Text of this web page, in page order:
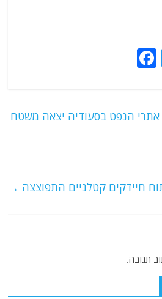
T
er
e
k
הנפט בסעודיה יצאה משטח
חיידקים קטלניים התפוצצה →
תגובה.